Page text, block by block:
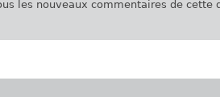
les nouveaux commentaires de cette